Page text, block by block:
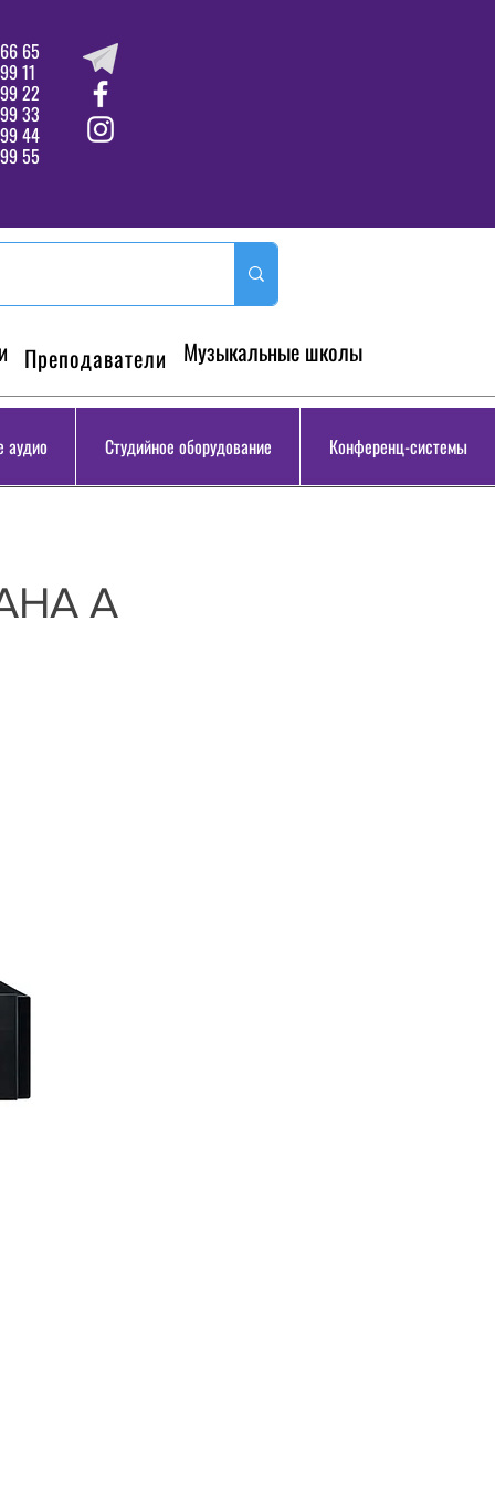
65
11
22
33
44
55
Преподаватели Музыкальные школы
аудио Студийное оборудование Конференц-системы
A